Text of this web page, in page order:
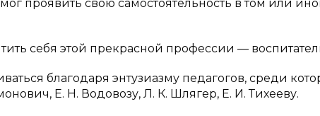
проявить свою самостоятельность в том или
себя этой прекрасной профессии —
благодаря энтузиазму педагогов, среди
Е. Н. Водовозу, Л. К. Шлягер, Е. И. Тихееву.